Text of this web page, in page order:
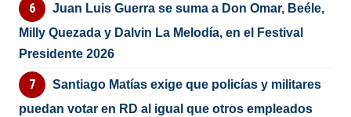
Juan Luis Guerra se suma a Don Omar, Beéle,
Milly Quezada y Dalvin La Melodía, en el Festival
Presidente 2026
Santiago Matías exige que policías y militares
puedan votar en RD al igual que otros empleados